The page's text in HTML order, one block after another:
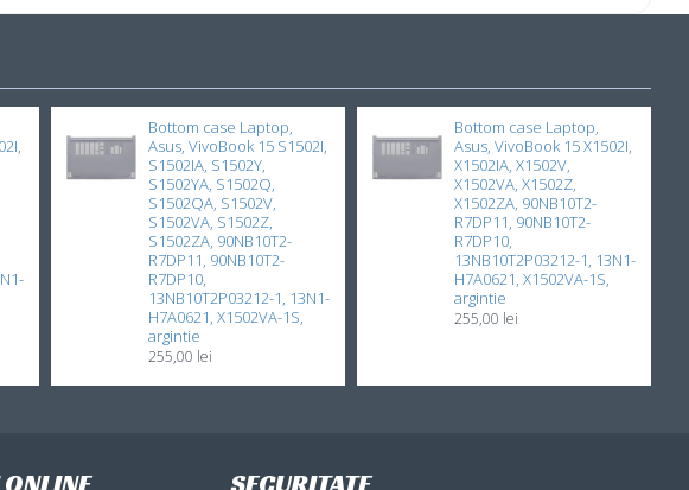
Recomand cu toată
Bottom case Laptop,
Asus, VivoBook 15 S1502I,
S1502IA, S1502Y,
S1502YA, S1502Q,
S1502QA, S1502V,
S1502VA, S1502Z,
S1502ZA, 90NB10T2-
R7DP11, 90NB10T2-
R7DP10,
13NB10T2P03212-1, 13N1-
H7A0621, X1502VA-1S,
argintie
255,00 lei
Bottom case Laptop,
Asus, VivoBook 15 X1502I,
X1502IA, X1502V,
X1502VA, X1502Z,
X1502ZA, 90NB10T2-
R7DP11, 90NB10T2-
R7DP10,
13NB10T2P03212-1, 13N1-
H7A0621, X1502VA-1S,
argintie
255,00 lei
SECURITATE